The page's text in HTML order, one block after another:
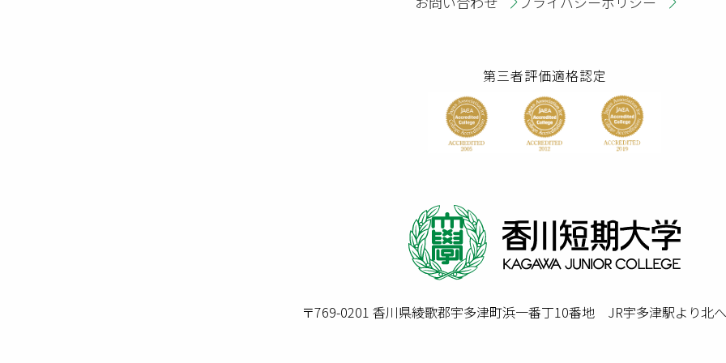
第三者評価適格認定
〒769-0201 香川県綾歌郡宇多津町浜一番丁10番地 JR宇多津駅より北